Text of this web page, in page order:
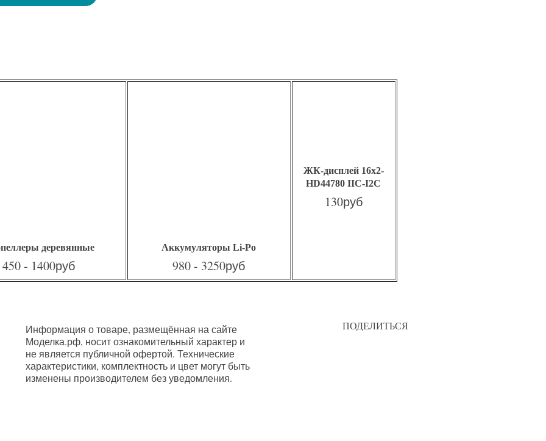
деревянные
450 - 1400руб
Аккумуляторы Li-Po
980 - 3250руб
ЖК-дисплей 16x2-
HD44780 IIC-I2C
130руб
Информация о товаре, размещённая на сайте
Моделка.рф, носит ознакомительный характер и
не является публичной офертой. Технические
характеристики, комплектность и цвет могут быть
изменены производителем без уведомления.
ПОДЕЛИТЬСЯ